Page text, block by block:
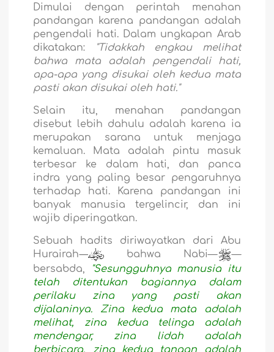
Dimulai dengan perintah menahan
pandangan karena pandangan adalah
pengendali hati. Dalam ungkapan Arab
dikatakan:
"Tidakkah engkau melihat
bahwa mata adalah pengendali hati,
apa-apa yang disukai oleh kedua mata
pasti akan disukai oleh hati."
Selain itu, menahan pandangan
disebut lebih dahulu adalah karena ia
merupakan sarana untuk menjaga
kemaluan. Mata adalah pintu masuk
terbesar ke dalam hati, dan panca
indra yang paling besar pengaruhnya
terhadap hati. Karena pandangan ini
banyak manusia tergelincir, dan ini
wajib diperingatkan.
Sebuah hadits diriwayatkan dari Abu
Hurairah— bahwa Nabi—
—
bersabda,
"Sesungguhnya manusia itu
telah ditentukan bagiannya dalam
perilaku zina yang pasti akan
dijalaninya. Zina kedua mata adalah
melihat, zina kedua telinga adalah
mendengar, zina lidah adalah
berbicara, zina kedua tangan adalah